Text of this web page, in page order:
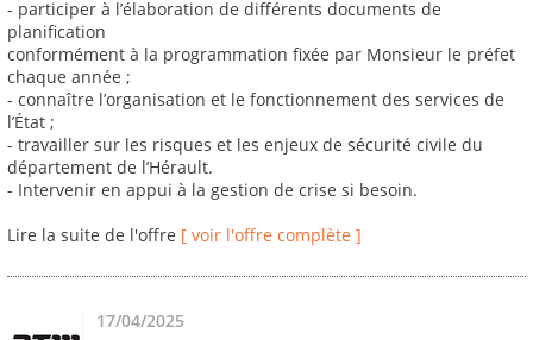
- participer à l’élaboration de différents documents de
planification
conformément à la programmation fixée par Monsieur le préfet
chaque année ;
- connaître l’organisation et le fonctionnement des services de
l’État ;
- travailler sur les risques et les enjeux de sécurité civile du
département de l’Hérault.
- Intervenir en appui à la gestion de crise si besoin.
Lire la suite de l'offre [ voir l'offre complète ]
17/04/2025